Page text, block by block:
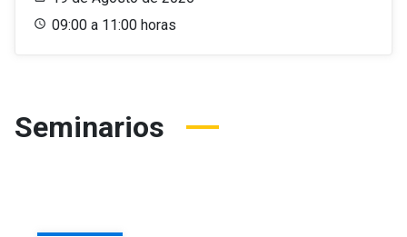
09:00 a 11:00 horas
Seminarios